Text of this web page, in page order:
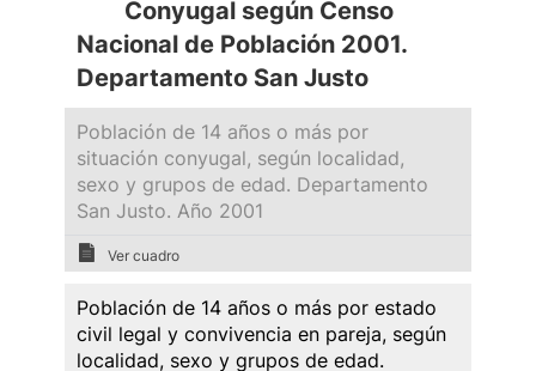
Conyugal según Censo
Nacional de Población 2001.
Departamento San Justo
Población de 14 años o más por
situación conyugal, según localidad,
sexo y grupos de edad. Departamento
San Justo. Año 2001
Ver cuadro
Población de 14 años o más por estado
civil legal y convivencia en pareja, según
localidad, sexo y grupos de edad.